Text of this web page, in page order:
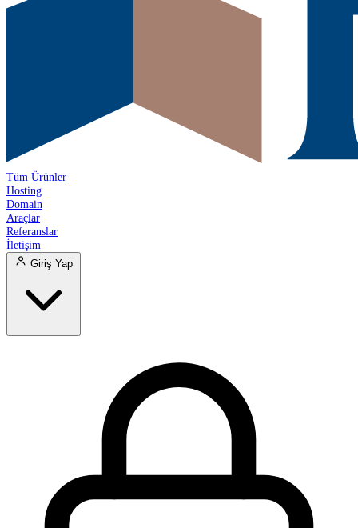
Tüm Ürünler
Hosting
Domain
Araçlar
Referanslar
İletişim
Giriş Yap